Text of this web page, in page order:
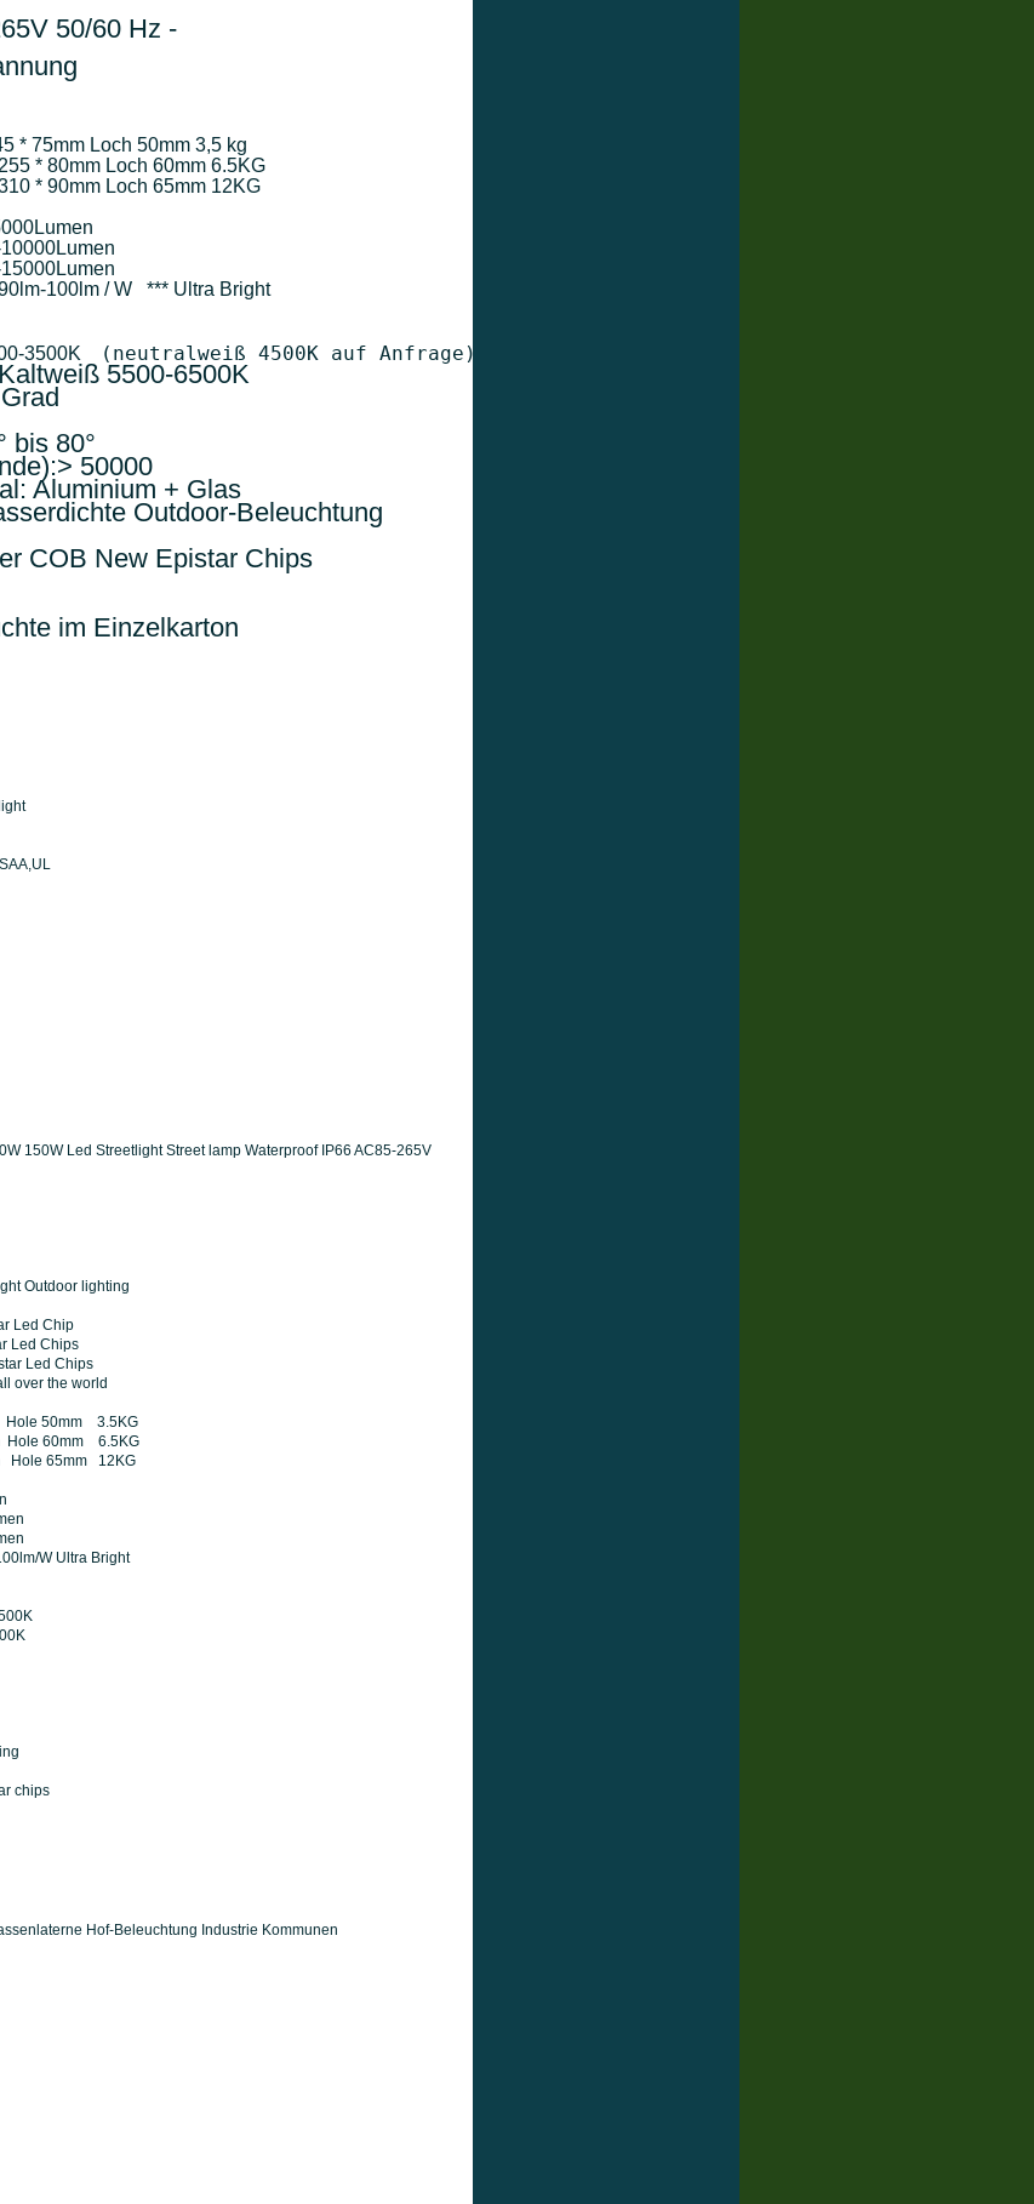
50/60 Hz -
Loch 50mm 3,5 kg
Loch 60mm 6.5KG
Loch 65mm 12KG
100lm / W   *** Ultra Bright
3500K
(neutralweiß 4500K auf Anfrage)
6500K
bis 80°
50000
Aluminium + Glas
Outdoor-Beleuchtung
COB New Epistar Chips
im Einzelkarton
150W Led Streetlight Street lamp Waterproof IP66 AC85-265V
Outdoor lighting
Led Chip
Chips
Chips
over the world
50mm 3.5KG
60mm 6.5KG
65mm 12KG
W Ultra Bright
chips